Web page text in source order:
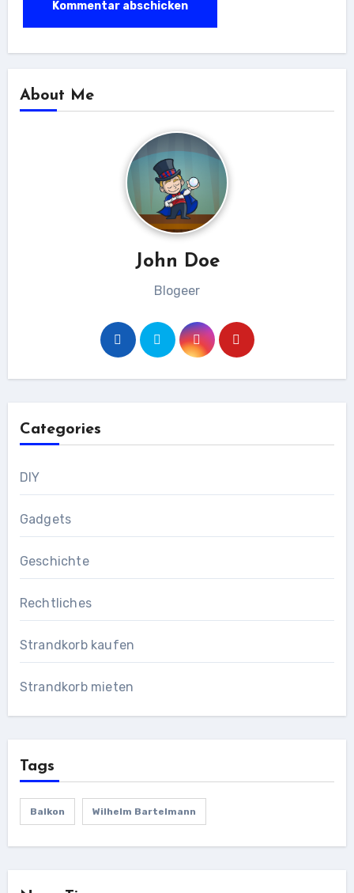
About Me
John Doe
Blogeer
Categories
DIY
Gadgets
Geschichte
Rechtliches
Strandkorb kaufen
Strandkorb mieten
Tags
Balkon Wilhelm Bartelmann